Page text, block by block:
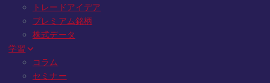
トレードアイデア
プレミアム銘柄
株式データ
学習
コラム
セミナー